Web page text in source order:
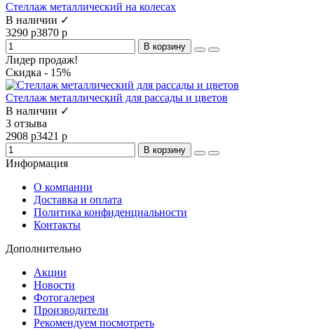
Стеллаж металлический на колесах
В наличии ✓
3290 р3870 р
В корзину
Лидер продаж!
Скидка - 15%
Стеллаж металлический для рассады и цветов
В наличии ✓
3 отзыва
2908 р3421 р
В корзину
Информация
О компании
Доставка и оплата
Политика конфиденциальности
Контакты
Дополнительно
Акции
Новости
Фотогалерея
Производители
Рекомендуем посмотреть